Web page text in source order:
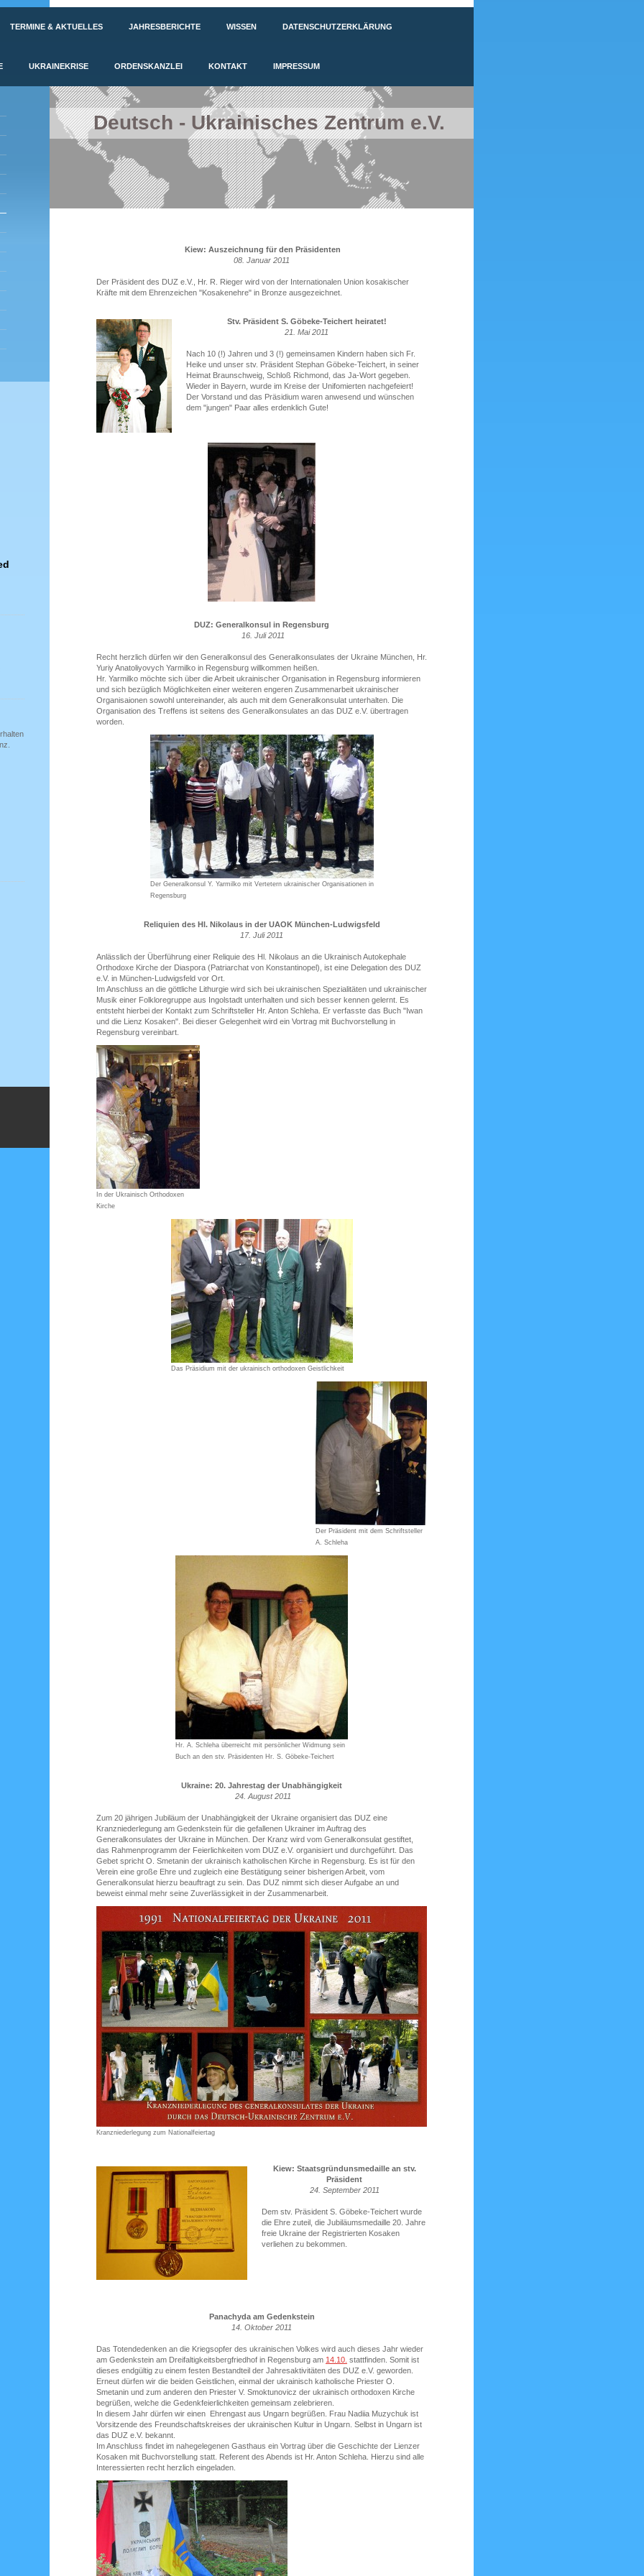
TERMINE & AKTUELLES JAHRESBERICHTE WISSEN DATENSCHUTZERKLÄRUNG
UKRAINEKRISE ORDENSKANZLEI KONTAKT IMPRESSUM
Deutsch - Ukrainisches Zentrum e.V.
Kiew: Auszeichnung für den Präsidenten
08. Januar 2011
Der Präsident des DUZ e.V., Hr. R. Rieger wird von der Internationalen Union kosakischer
Kräfte mit dem Ehrenzeichen "Kosakenehre" in Bronze ausgezeichnet.
Stv. Präsident S. Göbeke-Teichert heiratet!
21. Mai 2011
Nach 10 (!) Jahren und 3 (!) gemeinsamen Kindern haben sich Fr.
Heike und unser stv. Präsident Stephan Göbeke-Teichert, in seiner
Heimat Braunschweig, Schloß Richmond, das Ja-Wort gegeben.
Wieder in Bayern, wurde im Kreise der Unifomierten nachgefeiert!
Der Vorstand und das Präsidium waren anwesend und wünschen
dem "jungen" Paar alles erdenklich Gute!
DUZ: Generalkonsul in Regensburg
16. Juli 2011
Recht herzlich dürfen wir den Generalkonsul des Generalkonsulates der Ukraine München, Hr.
Yuriy Anatoliyovych Yarmilko in Regensburg willkommen heißen.
Hr. Yarmilko möchte sich über die Arbeit ukrainischer Organisation in Regensburg informieren
und sich bezüglich Möglichkeiten einer weiteren engeren Zusammenarbeit ukrainischer
Organisaionen sowohl untereinander, als auch mit dem Generalkonsulat unterhalten. Die
Organisation des Treffens ist seitens des Generalkonsulates an das DUZ e.V. übertragen
worden.
Der Generalkonsul Y. Yarmilko mit Vertetern ukrainischer Organisationen in
Regensburg
Reliquien des Hl. Nikolaus in der UAOK München-Ludwigsfeld
17. Juli 2011
Anlässlich der Überführung einer Reliquie des Hl. Nikolaus an die Ukrainisch Autokephale
Orthodoxe Kirche der Diaspora (Patriarchat von Konstantinopel), ist eine Delegation des DUZ
e.V. in München-Ludwigsfeld vor Ort.
Im Anschluss an die göttliche Lithurgie wird sich bei ukrainischen Spezialitäten und ukrainischer
Musik einer Folkloregruppe aus Ingolstadt unterhalten und sich besser kennen gelernt. Es
entsteht hierbei der Kontakt zum Schriftsteller Hr. Anton Schleha. Er verfasste das Buch "Iwan
und die Lienz Kosaken". Bei dieser Gelegenheit wird ein Vortrag mit Buchvorstellung in
Regensburg vereinbart.
In der Ukrainisch Orthodoxen
Kirche
Das Präsidium mit der ukrainisch orthodoxen Geistlichkeit
Der Präsident mit dem Schriftsteller
A. Schleha
Hr. A. Schleha überreicht mit persönlicher Widmung sein
Buch an den stv. Präsidenten Hr. S. Göbeke-Teichert
Ukraine: 20. Jahrestag der Unabhängigkeit
24. August 2011
Zum 20 jährigen Jubiläum der Unabhängigkeit der Ukraine organisiert das DUZ eine
Kranzniederlegung am Gedenkstein für die gefallenen Ukrainer im Auftrag des
Generalkonsulates der Ukraine in München. Der Kranz wird vom Generalkonsulat gestiftet,
das Rahmenprogramm der Feierlichkeiten vom DUZ e.V. organisiert und durchgeführt. Das
Gebet spricht O. Smetanin der ukrainisch katholischen Kirche in Regensburg. Es ist für den
Verein eine große Ehre und zugleich eine Bestätigung seiner bisherigen Arbeit, vom
Generalkonsulat hierzu beauftragt zu sein. Das DUZ nimmt sich dieser Aufgabe an und
beweist einmal mehr seine Zuverlässigkeit in der Zusammenarbeit.
Kranzniederlegung zum Nationalfeiertag
Kiew: Staatsgründunsmedaille an stv.
Präsident
24. September 2011
Dem stv. Präsident S. Göbeke-Teichert wurde
die Ehre zuteil, die Jubiläumsmedaille 20. Jahre
freie Ukraine der Registrierten Kosaken
verliehen zu bekommen.
Panachyda am Gedenkstein
14. Oktober 2011
Das Totendedenken an die Kriegsopfer des ukrainischen Volkes wird auch dieses Jahr wieder
am Gedenkstein am Dreifaltigkeitsbergfriedhof in Regensburg am 14.10. stattfinden. Somit ist
dieses endgültig zu einem festen Bestandteil der Jahresaktivitäten des DUZ e.V. geworden.
Erneut dürfen wir die beiden Geistlichen, einmal der ukrainisch katholische Priester O.
Smetanin und zum anderen den Priester V. Smoktunovicz der ukrainisch orthodoxen Kirche
begrüßen, welche die Gedenkfeierlichkeiten gemeinsam zelebrieren.
In diesem Jahr dürfen wir einen Ehrengast aus Ungarn begrüßen. Frau Nadiia Muzychuk ist
Vorsitzende des Freundschaftskreises der ukrainischen Kultur in Ungarn. Selbst in Ungarn ist
das DUZ e.V. bekannt.
Im Anschluss findet im nahegelegenen Gasthaus ein Vortrag über die Geschichte der Lienzer
Kosaken mit Buchvorstellung statt. Referent des Abends ist Hr. Anton Schleha. Hierzu sind alle
Interessierten recht herzlich eingeladen.